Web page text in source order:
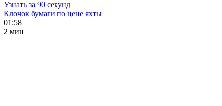
Узнать за 90 секунд
Клочок бумаги по цене яхты
01:58
2 мин